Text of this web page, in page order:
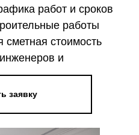
работ и сроков
работы
стоимость
и
заявку